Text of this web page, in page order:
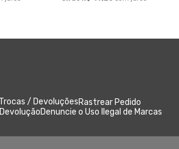
Trocas / DevoluçõesRastrear Pedido
Denuncie o Uso Ilegal de Marcas